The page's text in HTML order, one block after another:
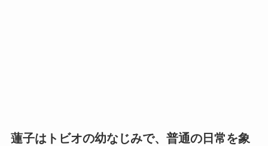
蓮子はトビオの幼なじみで、普通の日常を象